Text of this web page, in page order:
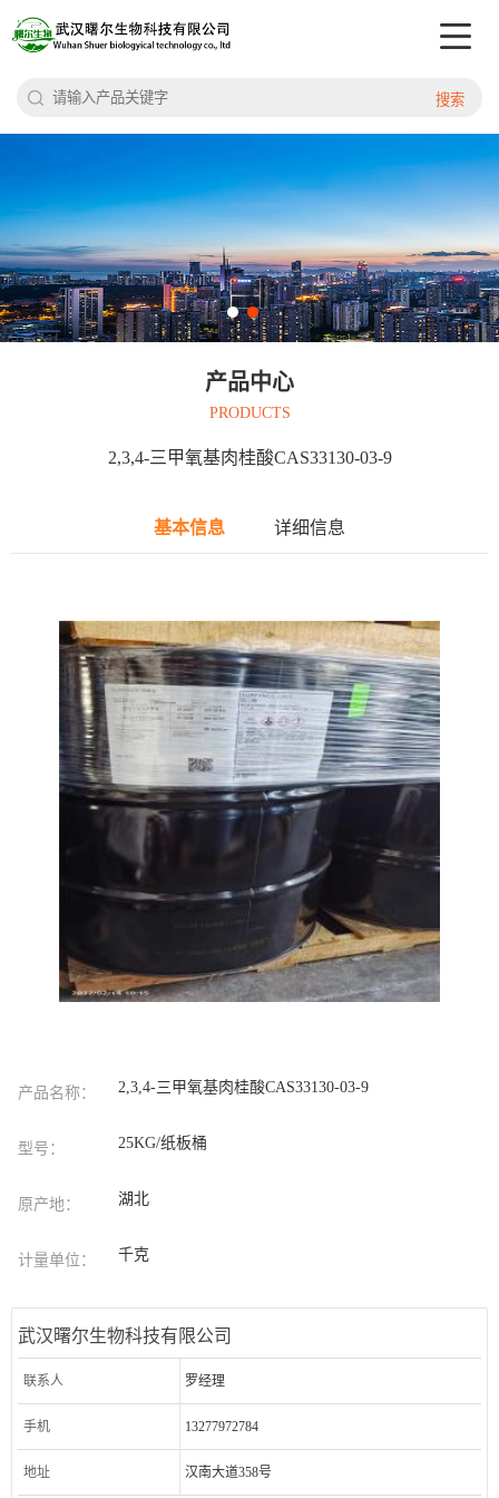
搜索
产品中心
PRODUCTS
2,3,4-三甲氧基肉桂酸CAS33130-03-9
基本信息 详细信息
产品名称： 2,3,4-三甲氧基肉桂酸CAS33130-03-9
型号： 25KG/纸板桶
原产地： 湖北
计量单位： 千克
武汉曙尔生物科技有限公司
联系人 罗经理
手机 13277972784
地址 汉南大道358号